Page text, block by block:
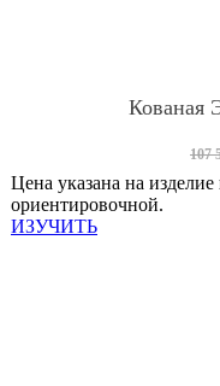
Кованая
107
Цена указана на изделие
ориентировочной.
ИЗУЧИТЬ